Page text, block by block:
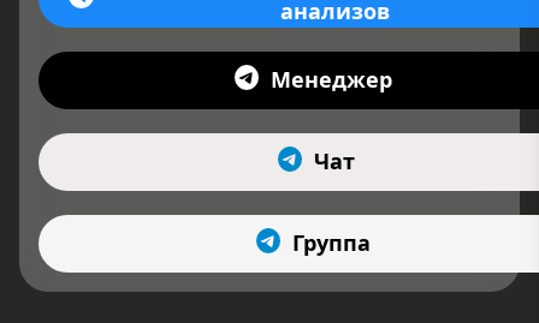
анализов
Менеджер
Чат
Группа